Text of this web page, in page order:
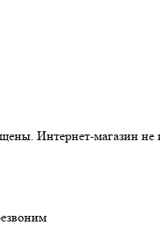
Интернет-магазин не